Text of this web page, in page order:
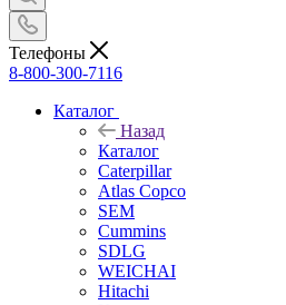
Телефоны
8-800-300-7116
Каталог
Назад
Каталог
Caterpillar
Atlas Copco
SEM
Cummins
SDLG
WEICHAI
Hitachi